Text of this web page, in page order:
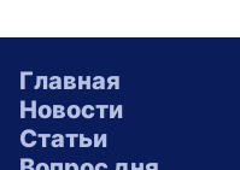
Главная
Новости
Статьи